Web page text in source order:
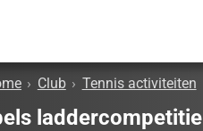
› Club › Tennis activiteiten
laddercompetitie